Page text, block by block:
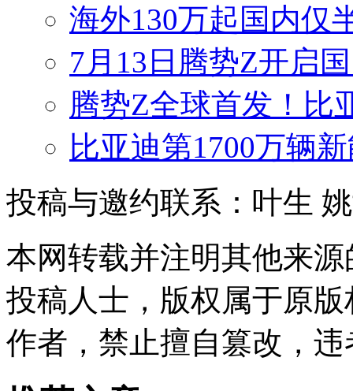
海外130万起国内仅
7月13日腾势Z开启
腾势Z全球首发！比
比亚迪第1700万辆
投稿与邀约联系：叶生
本网转载并注明其他来
投稿人士，版权属于原
作者，禁止擅自篡改，